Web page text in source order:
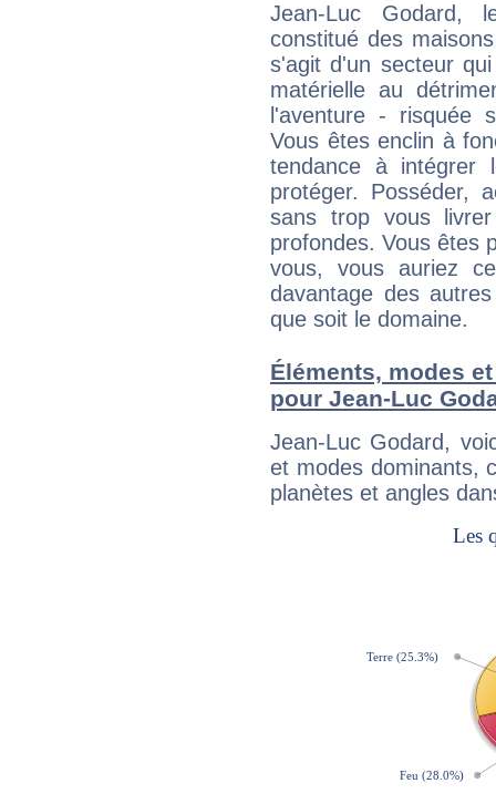
Jean-Luc Godard,
constitué des
s'agit d'un secteur
matérielle au
l'aventure - risquée
Vous êtes enclin à
tendance à
protéger. Posséder,
sans trop vous
profondes. Vous êtes
vous, vous auriez
davantage des
que soit le domaine.
Éléments, modes
pour Jean-Luc
Jean-Luc Godard,
et modes dominants,
planètes et angles